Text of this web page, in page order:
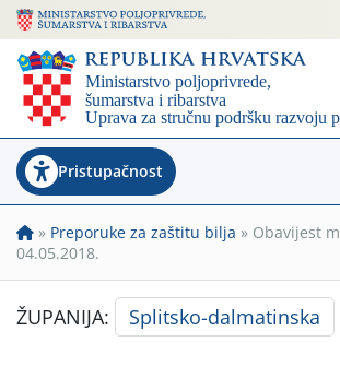
Pristupačnost
» Preporuke za zaštitu bilja » Obavijest
04.05.2018.
ŽUPANIJA: Splitsko-dalmatinska